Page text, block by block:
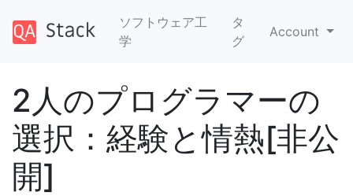
ソフトウェア工
学
タ
グ
Account
2人のプログラマーの
選択：経験と情熱[非公
開]